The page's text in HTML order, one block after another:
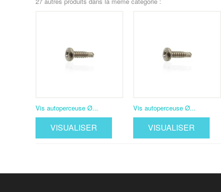
Vis autoperceuse Ø...
VISUALISER
Vis autoperceuse Ø...
VISUALISER